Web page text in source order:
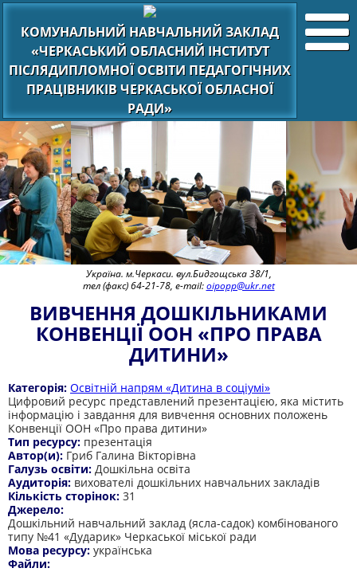
КОМУНАЛЬНИЙ НАВЧАЛЬНИЙ ЗАКЛАД
«ЧЕРКАСЬКИЙ ОБЛАСНИЙ ІНСТИТУТ
ПІСЛЯДИПЛОМНОЇ ОСВІТИ ПЕДАГОГІЧНИХ
ПРАЦІВНИКІВ ЧЕРКАСЬКОЇ ОБЛАСНОЇ
РАДИ»
Україна. м.Черкаси. вул.Бидгощська 38/1,
тел (факс) 64-21-78, e-mail:oipopp@ukr.net
ВИВЧЕННЯ ДОШКІЛЬНИКАМИ
КОНВЕНЦІЇ ООН «ПРО ПРАВА
ДИТИНИ»
Категорія: Освітній напрям «Дитина в соціумі»
Цифровий ресурс представлений презентацією, яка містить
інформацію і завдання для вивчення основних положень
Конвенції ООН «Про права дитини»
Тип ресурсу: презентація
Автор(и): Гриб Галина Вікторівна
Галузь освіти: Дошкільна освіта
Аудиторія: вихователі дошкільних навчальних закладів
Кількість сторінок: 31
Джерело:
Дошкільний навчальний заклад (ясла-садок) комбінованого
типу №41 «Дударик» Черкаської міської ради
Мова ресурсу: українська
Файли: